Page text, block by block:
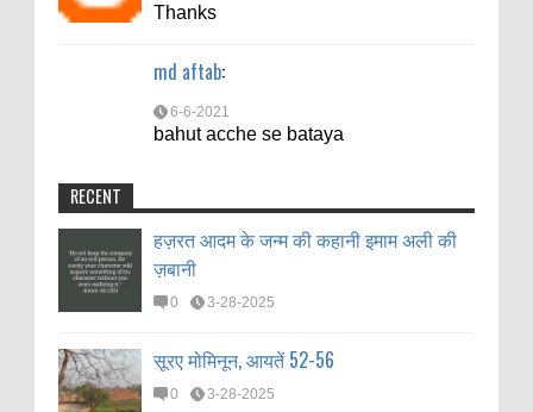
Thanks
md aftab:
6-6-2021
bahut acche se bataya
RECENT
हज़रत आदम के जन्म की कहानी इमाम अली की
ज़बानी
0 3-28-2025
सूरए मोमिनून, आयतें 52-56
0 3-28-2025